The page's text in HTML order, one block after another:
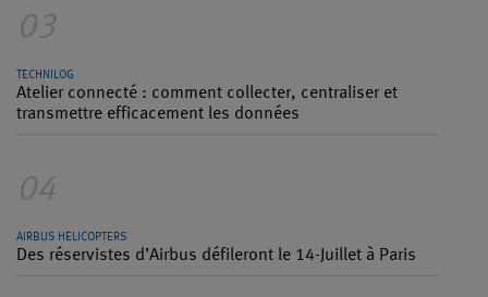
03
TECHNILOG
Atelier connecté : comment collecter, centraliser et
transmettre efficacement les données
04
AIRBUS HELICOPTERS
Des réservistes d’Airbus défileront le 14-Juillet à Paris